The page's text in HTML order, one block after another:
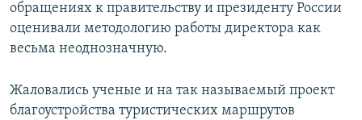
обращениях к правительству и президенту России
оценивали методологию работы директора как
весьма неоднозначную.
Жаловались ученые и на так называемый проект
благоустройства туристических маршрутов